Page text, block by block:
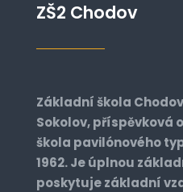
ZŠ2 Chodov
Základní škola
Sokolov, příspěvková
škola pavilónového
1962. Je úplnou
poskytuje základní